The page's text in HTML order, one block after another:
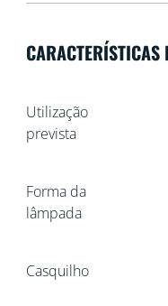
Utilização
prevista
Forma da
lâmpada
Casquilho